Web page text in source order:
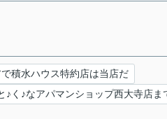
積水ハウス特約店は当店だ
♪く♪なアパマンショップ西大寺店